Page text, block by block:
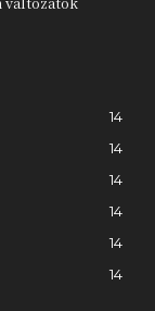
14
14
14
14
14
14